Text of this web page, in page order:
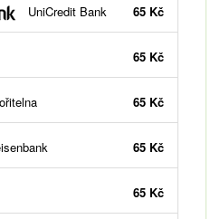
UniCredit Bank 65 Kč
65 Kč
65 Kč
65 Kč
65 Kč